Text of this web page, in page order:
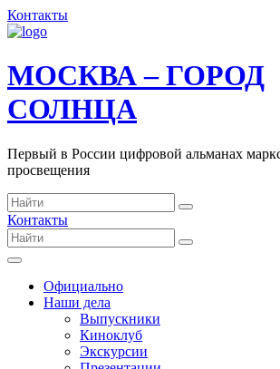
Контакты
МОСКВА – ГОРОД
СОЛНЦА
Первый в России цифровой альманах
просвещения
Контакты
Официально
Наши дела
Выпускники
Киноклуб
Экскурсии